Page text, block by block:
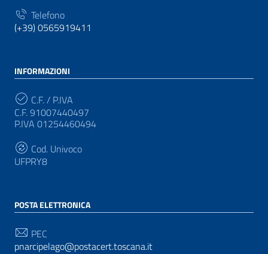
Telefono
(+39) 0565919411
INFORMAZIONI
C.F. / P.IVA
C.F. 91007440497
P.IVA 01254460494
Cod. Univoco
UFPRY8
POSTA ELETTRONICA
PEC
pnarcipelago@postacert.toscana.it